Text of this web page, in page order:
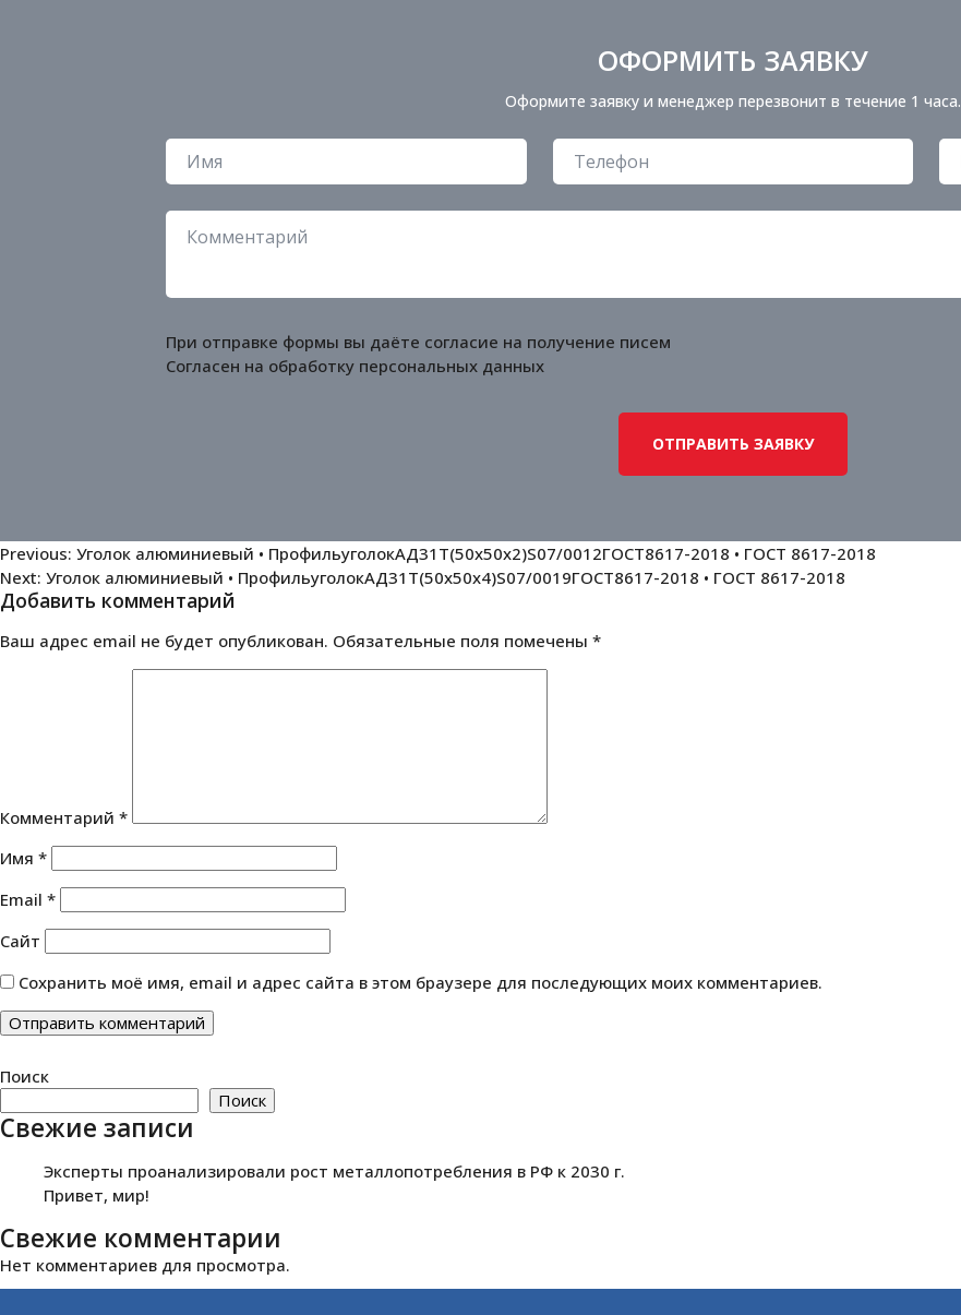
ОФОРМИТЬ ЗАЯВКУ
Оформите заявку и менеджер перезвонит в течение 1 часа.
При отправке формы вы даёте согласие на получение писем
Согласен на обработку персональных данных
Навигация
по
записям
Previous: Уголок алюминиевый • ПрофильуголокАД31Т(50х50х2)S07/0012ГОСТ8617-2018 • ГОСТ 8617-2018
Next: Уголок алюминиевый • ПрофильуголокАД31Т(50х50х4)S07/0019ГОСТ8617-2018 • ГОСТ 8617-2018
Добавить комментарий
Ваш адрес email не будет опубликован. Обязательные поля помечены *
Комментарий *
Имя *
Email *
Сайт
Сохранить моё имя, email и адрес сайта в этом браузере для последующих моих комментариев.
Поиск
Поиск
Свежие записи
Эксперты проанализировали рост металлопотребления в РФ к 2030 г.
Привет, мир!
Свежие комментарии
Нет комментариев для просмотра.